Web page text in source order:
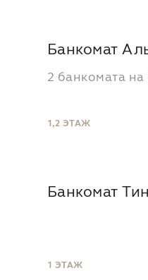
Банкомат
2 банкомата на
1,2 ЭТАЖ
Банкомат
1 ЭТАЖ